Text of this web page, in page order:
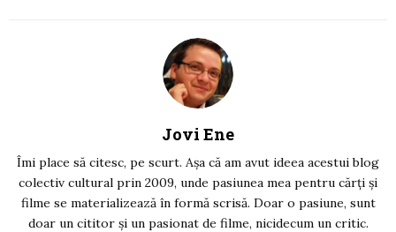
Jovi Ene
Îmi place să citesc, pe scurt. Așa că am avut ideea acestui blog
colectiv cultural prin 2009, unde pasiunea mea pentru cărți și
filme se materializează în formă scrisă. Doar o pasiune, sunt
doar un cititor și un pasionat de filme, nicidecum un critic.